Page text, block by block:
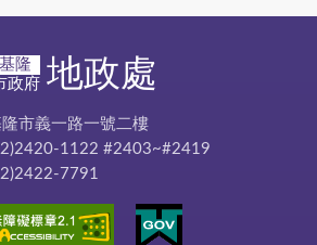
基隆
政府 地政處
市義一路一號二樓
1122 #2403~#2419
7791